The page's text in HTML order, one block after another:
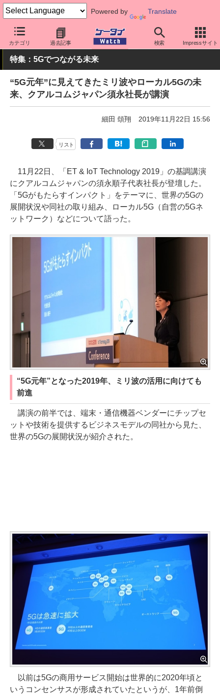
Powered by Translate
カテゴリ 過去記事 検索 Impressサイト
ケータイ Watch 最新技術/その他 5G
特集：5Gでつながる未来
“5G元年”に見えてきたミリ波やローカル5Gの未
来、クアルコムジャパン須永社長が講演
細田 頌翔 2019年11月22日 15:56
リスト
11月22日、「ET & IoT Technology 2019」の基調講演
にクアルコムジャパンの須永順子代表社長が登壇した。
「5Gがもたらすインパクト」をテーマに、世界の5Gの
展開状況や同社の取り組み、ローカル5G（自営の5Gネ
ットワーク）などについて語った。
“5G元年”となった2019年、ミリ波の活用に向けても
前進
講演の前半では、端末・通信機器ベンダーにチップセ
ットや技術を提供するビジネスモデルの同社から見た、
世界の5Gの展開状況が紹介された。
以前は5Gの商用サービス開始は世界的に2020年頃と
いうコンセンサスが形成されていたというが、1年前倒